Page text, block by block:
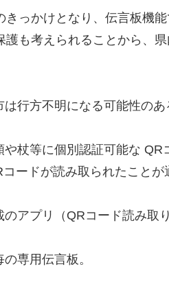
きっかけとなり、伝言板機
護も考えられることから、
行方不明になる可能性の
杖等に個別認証可能な
ードが読み取られたことが
アプリ（QRコード読み取
専用伝言板。